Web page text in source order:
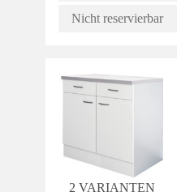
Nicht reservierbar
2 VARIANTEN